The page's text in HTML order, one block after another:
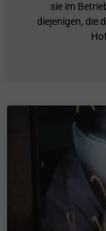
sie im
diejenigen, die